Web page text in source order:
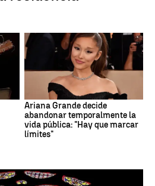
Ariana Grande decide
abandonar temporalmente la
vida pública: "Hay que marcar
límites"